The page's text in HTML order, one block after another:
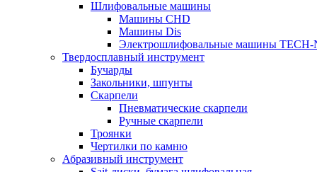
Шлифовальные машины
Машины CHD
Машины Dis
Электрошлифовальные машины TECH-
Твердосплавный инструмент
Бучарды
Закольники, шпунты
Скарпели
Пневматические скарпели
Ручные скарпели
Троянки
Чертилки по камню
Абразивный инструмент